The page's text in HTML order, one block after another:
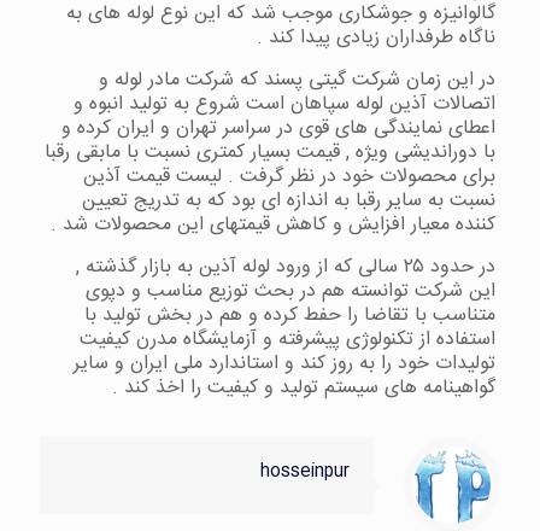
گالوانیزه و جوشکاری موجب شد که این نوع لوله های به
ناگاه طرفداران زیادی پیدا کند .
در این زمان شرکت گیتی پسند که شرکت مادر لوله و
اتصالات آذین لوله سپاهان است شروع به تولید انبوه و
اعطای نمایندگی های قوی در سراسر تهران و ایران کرده و
با دوراندیشی ویژه , قیمت بسیار کمتری نسبت با مابقی رقبا
برای محصولات خود در نظر گرفت . لیست قیمت آذین
نسبت به سایر رقبا به اندازه ای بود که به تدریج تعیین
کننده معیار افزایش و کاهش قیمتهای این محصولات شد .
در حدود ۲۵ سالی که از ورود لوله آذین به بازار گذشته ,
این شرکت توانسته هم در بحث توزیع مناسب و دپوی
متناسب با تقاضا را حفط کرده و هم در بخش تولید با
استفاده از تکنولوژی پیشرفته و آزمایشگاه مدرن کیفیت
تولیدات خود را به روز کند و استاندارد ملی ایران و سایر
گواهینامه های سیستم تولید و کیفیت را اخذ کند .
hosseinpur